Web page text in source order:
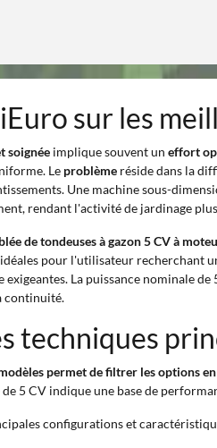
sur les
soignée implique souvent un effort
Le problème réside dans la
Une machine sous-
rendant l'activité de jardinage
de tondeuses à gazon 5 CV à
pour l'utilisateur recherchant
La puissance nominale
continuité.
techniques
permet de filtrer les
5 CV indique une base de
configurations et